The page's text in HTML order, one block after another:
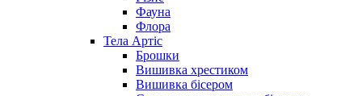
Фауна
Флора
Тела Артіс
Брошки
Вишивка хрестиком
Вишивка бісером